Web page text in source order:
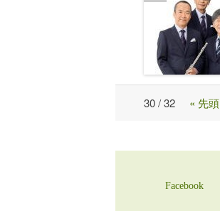
Post
30 / 32 « 先頭
Facebook